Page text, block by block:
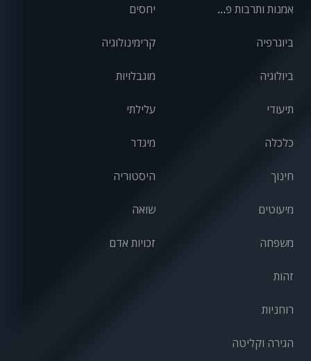
אמנות ותרבות פופולרית
ביוגרפיה
ביולוגיה
יחסים
קרימינולוגיה
מוגבלויות
תיעודי
כלכלה
חינוך
מיעוטים
משפחה
עלילתי
מיגדר
היסטוריה
שואה
זכויות אדם
זהות
רוחניות
הגירה וקליטה